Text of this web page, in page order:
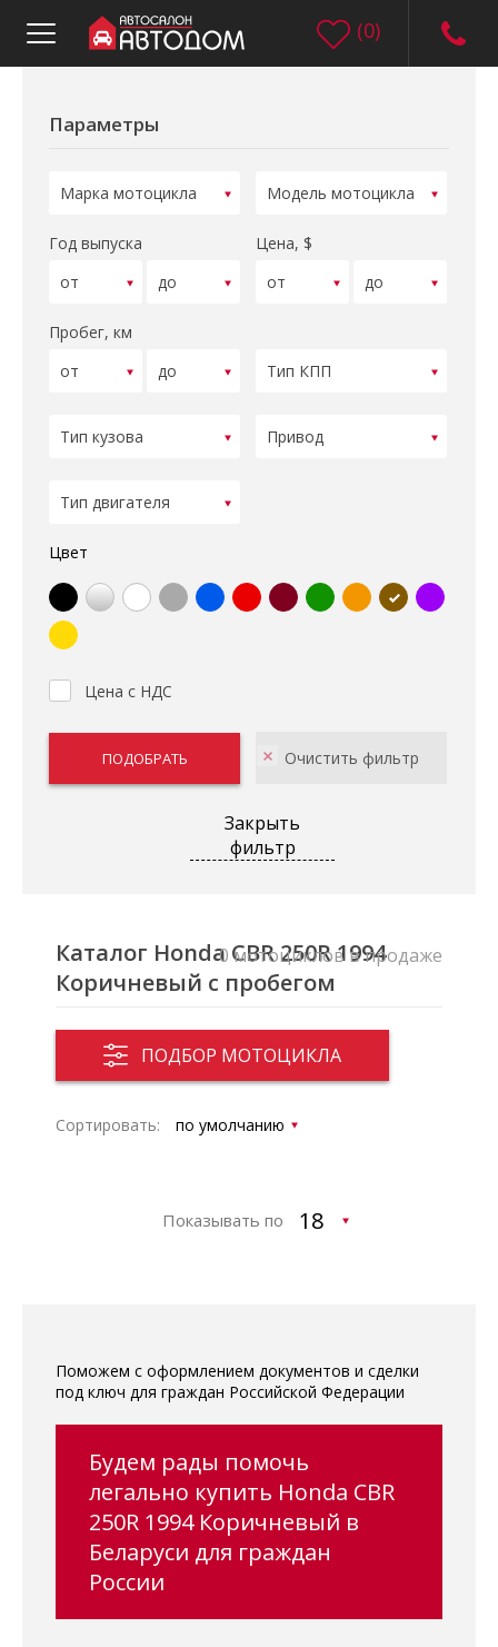
(0)
Параметры
Год выпуска Цена, $
Пробег, км
Цвет
Цена с НДС
Закрыть
фильтр
Каталог Honda CBR 250R 1994
Коричневый с пробегом
ПОДБОР МОТОЦИКЛА
0 мотоциклов в продаже
Сортировать:
Показывать по
Поможем с оформлением документов и сделки
под ключ для граждан Российской Федерации
Будем рады помочь
легально купить Honda CBR
250R 1994 Коричневый в
Беларуси для граждан
России